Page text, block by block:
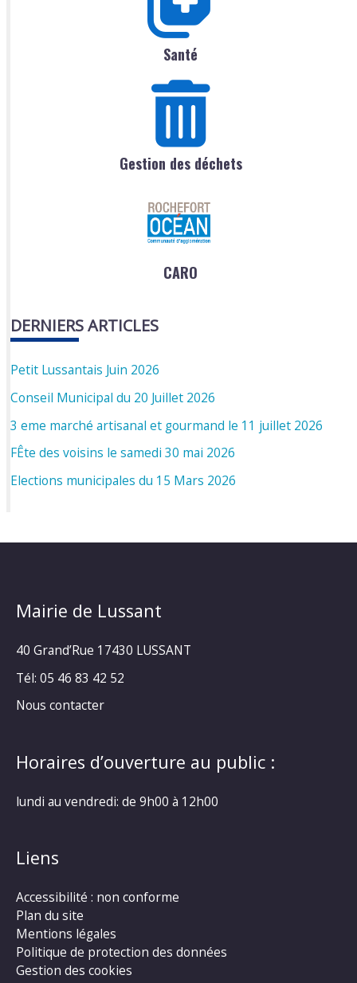
Santé
Gestion des déchets
CARO
DERNIERS ARTICLES
Petit Lussantais Juin 2026
Conseil Municipal du 20 Juillet 2026
3 eme marché artisanal et gourmand le 11 juillet 2026
FÊte des voisins le samedi 30 mai 2026
Elections municipales du 15 Mars 2026
Mairie de Lussant
40 Grand’Rue 17430 LUSSANT
Tél: 05 46 83 42 52
Nous contacter
Horaires d’ouverture au public :
lundi au vendredi: de 9h00 à 12h00
Liens
Accessibilité : non conforme
Plan du site
Mentions légales
Politique de protection des données
Gestion des cookies